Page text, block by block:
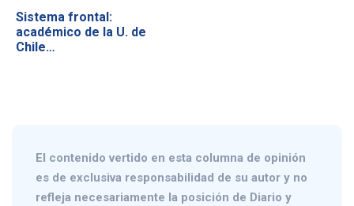
Sistema frontal:
académico de la U. de
Chile…
El contenido vertido en esta columna de opinión
es de exclusiva responsabilidad de su autor y no
refleja necesariamente la posición de Diario y